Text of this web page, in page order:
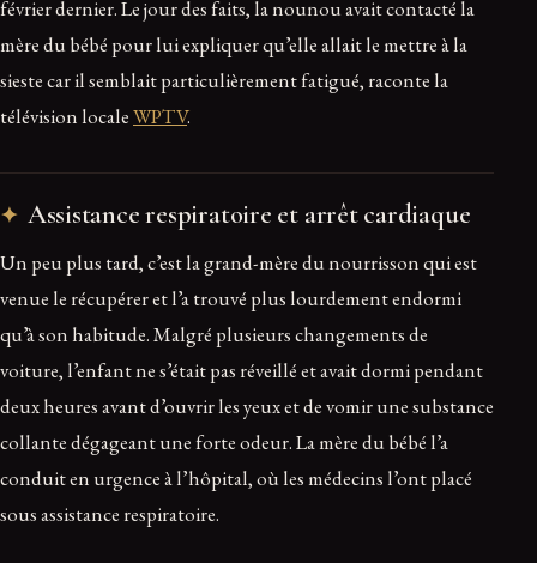
février dernier. Le jour des faits, la nounou avait contacté la
mère du bébé pour lui expliquer qu’elle allait le mettre à la
sieste car il semblait particulièrement fatigué, raconte la
télévision localeWPTV.
Assistance respiratoire et arrêt cardiaque
Un peu plus tard, c’est la grand-mère du nourrisson qui est
venue le récupérer et l’a trouvé plus lourdement endormi
qu’à son habitude. Malgré plusieurs changements de
voiture, l’enfant ne s’était pas réveillé et avait dormi pendant
deux heures avant d’ouvrir les yeux et de vomir une substance
collante dégageant une forte odeur. La mère du bébé l’a
conduit en urgence à l’hôpital, où les médecins l’ont placé
sous assistance respiratoire.